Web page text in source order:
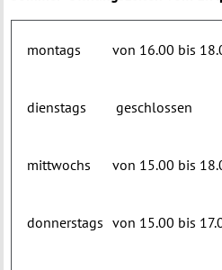
montags von 16.00 bis
dienstags geschlossen
mittwochs von 15.00 bis
donnerstags von 15.00 bis